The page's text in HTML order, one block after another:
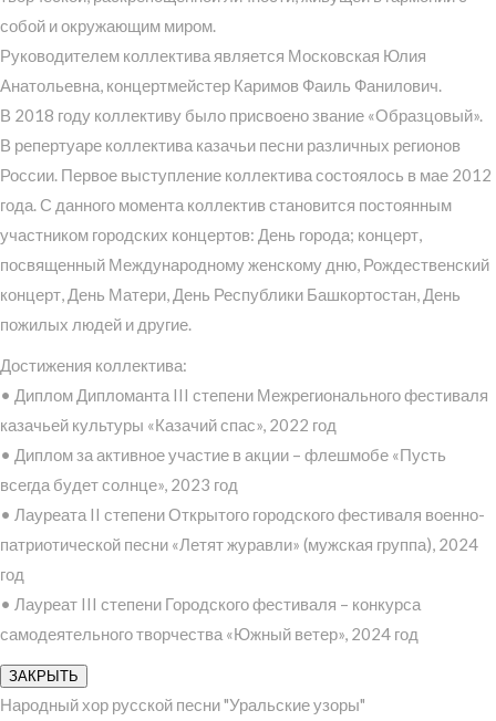
собой и окружающим миром.
Руководителем коллектива является Московская Юлия
Анатольевна, концертмейстер Каримов Фаиль Фанилович.
В 2018 году коллективу было присвоено звание «Образцовый».
В репертуаре коллектива казачьи песни различных регионов
России. Первое выступление коллектива состоялось в мае 2012
года. С данного момента коллектив становится постоянным
участником городских концертов: День города; концерт,
посвященный Международному женскому дню, Рождественский
концерт, День Матери, День Республики Башкортостан, День
пожилых людей и другие.
Достижения коллектива:
• Диплом Дипломанта III степени Межрегионального фестиваля
казачьей культуры «Казачий спас», 2022 год
• Диплом за активное участие в акции – флешмобе «Пусть
всегда будет солнце», 2023 год
• Лауреата II степени Открытого городского фестиваля военно-
патриотической песни «Летят журавли» (мужская группа), 2024
год
• Лауреат III степени Городского фестиваля – конкурса
самодеятельного творчества «Южный ветер», 2024 год
ЗАКРЫТЬ
Народный хор русской песни "Уральские узоры"